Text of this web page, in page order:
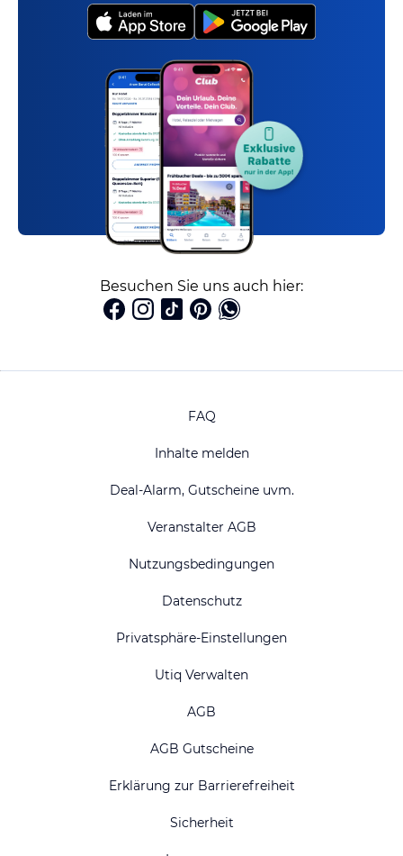
Besuchen Sie uns auch hier:
FAQ
Inhalte melden
Deal-Alarm, Gutscheine uvm.
Veranstalter AGB
Nutzungsbedingungen
Datenschutz
Privatsphäre-Einstellungen
Utiq Verwalten
AGB
AGB Gutscheine
Erklärung zur Barrierefreiheit
Sicherheit